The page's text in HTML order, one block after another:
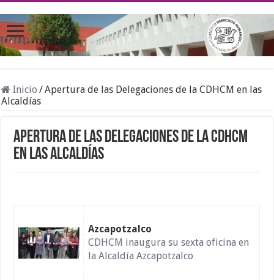
Inicio /Apertura de las Delegaciones de la CDHCM en las
Alcaldías
Apertura de las Delegaciones de la CDHCM
en las Alcaldías
Azcapotzalco
CDHCM inaugura su sexta oficina en
la Alcaldía Azcapotzalco